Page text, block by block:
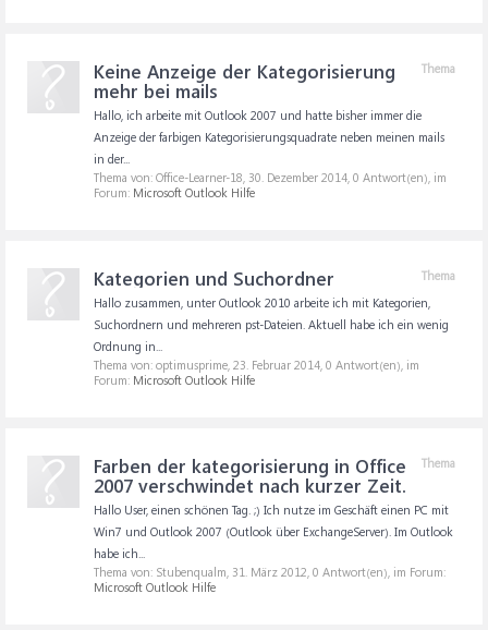
Thema
Keine Anzeige der Kategorisierung
mehr bei mails
Hallo, ich arbeite mit Outlook 2007 und hatte bisher immer die
Anzeige der farbigen Kategorisierungsquadrate neben meinen mails
in der...
Thema von: Office-Learner-18, 30. Dezember 2014, 0 Antwort(en), im
Forum: Microsoft Outlook Hilfe
Thema
Kategorien und Suchordner
Hallo zusammen, unter Outlook 2010 arbeite ich mit Kategorien,
Suchordnern und mehreren pst-Dateien. Aktuell habe ich ein wenig
Ordnung in...
Thema von: optimusprime, 23. Februar 2014, 0 Antwort(en), im
Forum: Microsoft Outlook Hilfe
Thema
Farben der kategorisierung in Office
2007 verschwindet nach kurzer Zeit.
Hallo User, einen schönen Tag. ;) Ich nutze im Geschäft einen PC mit
Win7 und Outlook 2007 (Outlook über ExchangeServer). Im Outlook
habe ich...
Thema von: Stubenqualm, 31. März 2012, 0 Antwort(en), im Forum:
Microsoft Outlook Hilfe